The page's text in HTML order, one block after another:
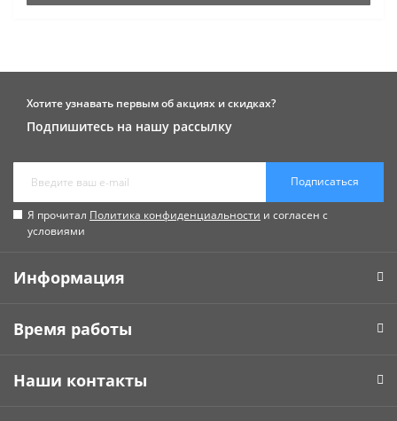
Хотите узнавать первым об акциях и скидках?
Подпишитесь на нашу рассылку
Подписаться
Я прочитал Политика конфиденциальности и согласен с
условиями
Информация
Время работы
Наши контакты